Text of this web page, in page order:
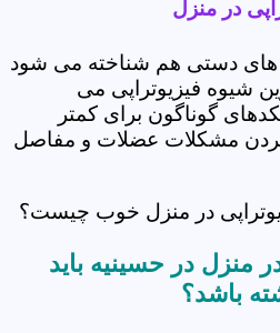
در منزل
های دستی هم شناخته می شود
شیوه فیزیوتراپی می
گوناگون برای کمتر
مشکلات عضلات و مفاصل
در منزل خوب چیست؟
منزل در حسینیه باید
باشد؟